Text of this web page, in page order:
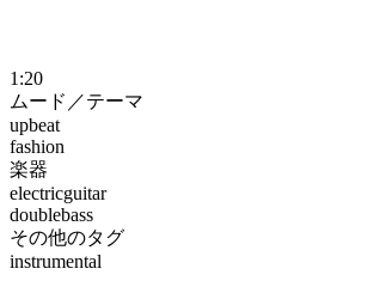
1:20
ムード／テーマ
upbeat
fashion
楽器
electricguitar
doublebass
その他のタグ
instrumental